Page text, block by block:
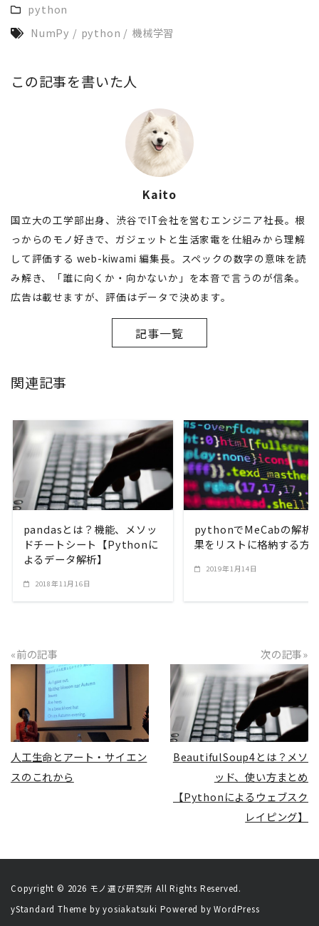
python
NumPy / python / 機械学習
この記事を書いた人
Kaito
国立大の工学部出身、渋谷でIT会社を営むエンジニア社長。根
っからのモノ好きで、ガジェットと生活家電を仕組みから理解
して評価する web-kiwami 編集長。スペックの数字の意味を読
み解き、「誰に向くか・向かないか」を本音で言うのが信条。
広告は載せますが、評価はデータで決めます。
記事一覧
関連記事
READ MORE
pandasとは？機能、メソッ
ドチートシート【Pythonに
よるデータ解析】
2018年11月16日
READ MORE
pythonでMeCabの解析
果をリストに格納する方
2019年1月14日
«前の記事
READ MORE
人工生命とアート・サイエン
スのこれから
次の記事»
READ MORE
BeautifulSoup4とは？メソ
ッド、使い方まとめ
【Pythonによるウェブスク
レイピング】
Copyright © 2026 モノ選び研究所 All Rights Reserved.
yStandard Theme byyosiakatsuki Powered byWordPress